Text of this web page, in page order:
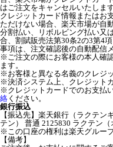
はご注文をキャンセルいたします
クレジットカード情報またはお
ただけない場合、楽天市場が自
分割払い、リボルビング払い又
合、割賦販売法第30条2の3第4
事項は、注文確認後の自動配信
※ご注文の際にお客様の本人確
ます。
※お客様と異なる名義のクレジ
※決済システム上、クレジット
※クレジットカードでのお支払
絡 ください。
銀行振込
【振込先】楽天銀行（ラクテ
テン） 普通 2125830 ラクテン
※この口座の権利は楽天グルー
【備考】